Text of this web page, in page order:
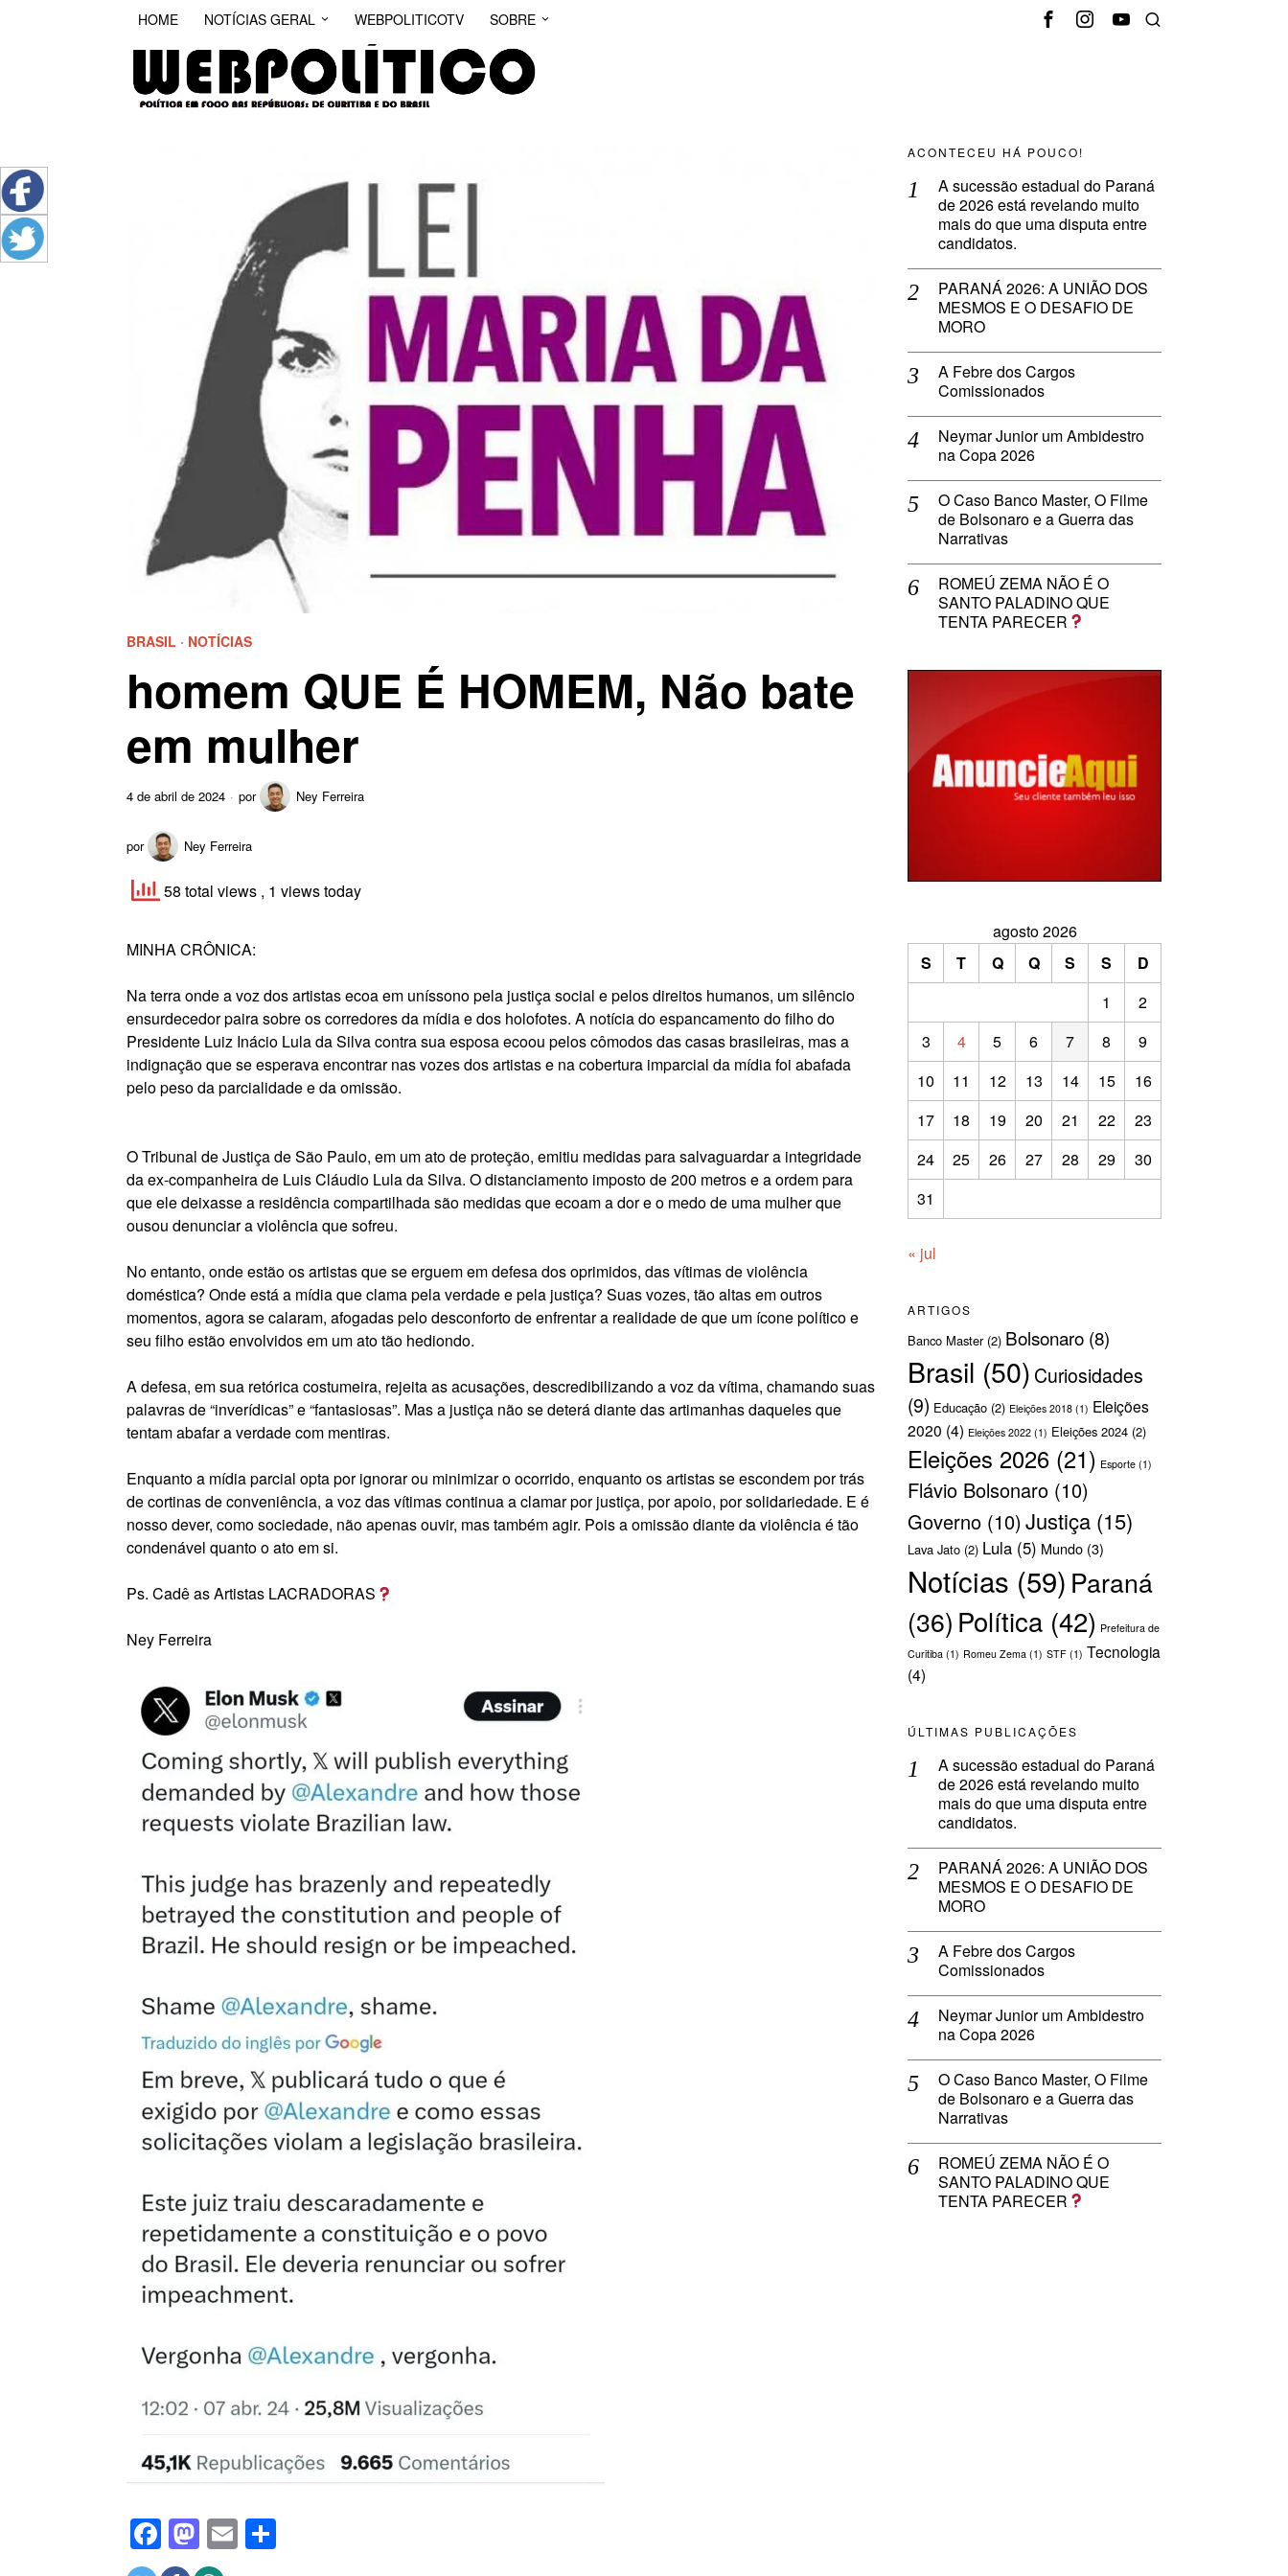
HOME NOTÍCIAS GERAL WEBPOLITICOTV SOBRE
BRASIL · NOTÍCIAS
homem QUE É HOMEM, Não bate
em mulher
4 de abril de 2024 por Ney Ferreira
por Ney Ferreira
58 total views , 1 views today
MINHA CRÔNICA:
Na terra onde a voz dos artistas ecoa em uníssono pela justiça social e pelos direitos humanos, um silêncio
ensurdecedor paira sobre os corredores da mídia e dos holofotes. A notícia do espancamento do filho do
Presidente Luiz Inácio Lula da Silva contra sua esposa ecoou pelos cômodos das casas brasileiras, mas a
indignação que se esperava encontrar nas vozes dos artistas e na cobertura imparcial da mídia foi abafada
pelo peso da parcialidade e da omissão.
O Tribunal de Justiça de São Paulo, em um ato de proteção, emitiu medidas para salvaguardar a integridade
da ex-companheira de Luis Cláudio Lula da Silva. O distanciamento imposto de 200 metros e a ordem para
que ele deixasse a residência compartilhada são medidas que ecoam a dor e o medo de uma mulher que
ousou denunciar a violência que sofreu.
No entanto, onde estão os artistas que se erguem em defesa dos oprimidos, das vítimas de violência
doméstica? Onde está a mídia que clama pela verdade e pela justiça? Suas vozes, tão altas em outros
momentos, agora se calaram, afogadas pelo desconforto de enfrentar a realidade de que um ícone político e
seu filho estão envolvidos em um ato tão hediondo.
A defesa, em sua retórica costumeira, rejeita as acusações, descredibilizando a voz da vítima, chamando suas
palavras de “inverídicas” e “fantasiosas”. Mas a justiça não se deterá diante das artimanhas daqueles que
tentam abafar a verdade com mentiras.
Enquanto a mídia parcial opta por ignorar ou minimizar o ocorrido, enquanto os artistas se escondem por trás
de cortinas de conveniência, a voz das vítimas continua a clamar por justiça, por apoio, por solidariedade. E é
nosso dever, como sociedade, não apenas ouvir, mas também agir. Pois a omissão diante da violência é tão
condenável quanto o ato em si.
Ps. Cadê as Artistas LACRADORAS
Ney Ferreira
Facebook
Mastodon
Email
ACONTECEU HÁ POUCO!
A sucessão estadual do Paraná
de 2026 está revelando muito
mais do que uma disputa entre
candidatos.
PARANÁ 2026: A UNIÃO DOS
MESMOS E O DESAFIO DE
MORO
A Febre dos Cargos
Comissionados
Neymar Junior um Ambidestro
na Copa 2026
O Caso Banco Master, O Filme
de Bolsonaro e a Guerra das
Narrativas
ROMEÚ ZEMA NÃO É O
SANTO PALADINO QUE
TENTA PARECER
agosto 2026
S
T Q Q S S
D
1
2
3
4 5 6 7 8
9
10
11 12 13 14 15
16
17
18 19 20 21 22
23
24
25 26 27 28 29
30
31
« jul
ARTIGOS
Banco Master(2) Bolsonaro (8)
Brasil (50) Curiosidades
(9) Educação (2) Eleições 2018 (1) Eleições
2020 (4) Eleições 2022 (1) Eleições 2024 (2)
Eleições 2026 (21) Esporte (1)
Flávio Bolsonaro (10)
Governo (10) Justiça (15)
Lava Jato (2) Lula (5) Mundo (3)
Notícias (59) Paraná
(36) Política (42) Prefeitura de
Curitiba (1) Romeu Zema (1) STF (1) Tecnologia
(4)
ÚLTIMAS PUBLICAÇÕES
A sucessão estadual do Paraná
de 2026 está revelando muito
mais do que uma disputa entre
candidatos.
PARANÁ 2026: A UNIÃO DOS
MESMOS E O DESAFIO DE
MORO
A Febre dos Cargos
Comissionados
Neymar Junior um Ambidestro
na Copa 2026
O Caso Banco Master, O Filme
de Bolsonaro e a Guerra das
Narrativas
ROMEÚ ZEMA NÃO É O
SANTO PALADINO QUE
TENTA PARECER